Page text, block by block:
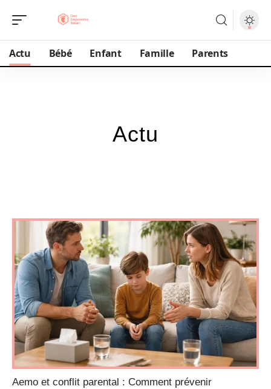
Actu Bébé Enfant Famille Parents
Actu
Aemo et conflit parental : Comment prévenir